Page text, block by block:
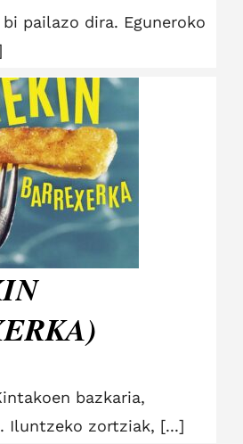
bi pailazo dira. Eguneroko
bazkaria,
Iluntzeko zortziak, [...]